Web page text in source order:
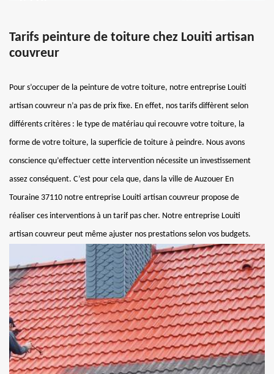
Tarifs peinture de toiture chez Louiti artisan
couvreur
Pour s’occuper de la peinture de votre toiture, notre entreprise Louiti
artisan couvreur n’a pas de prix fixe. En effet, nos tarifs diffèrent selon
différents critères : le type de matériau qui recouvre votre toiture, la
forme de votre toiture, la superficie de toiture à peindre. Nous avons
conscience qu’effectuer cette intervention nécessite un investissement
assez conséquent. C’est pour cela que, dans la ville de Auzouer En
Touraine 37110 notre entreprise Louiti artisan couvreur propose de
réaliser ces interventions à un tarif pas cher. Notre entreprise Louiti
artisan couvreur peut même ajuster nos prestations selon vos budgets.